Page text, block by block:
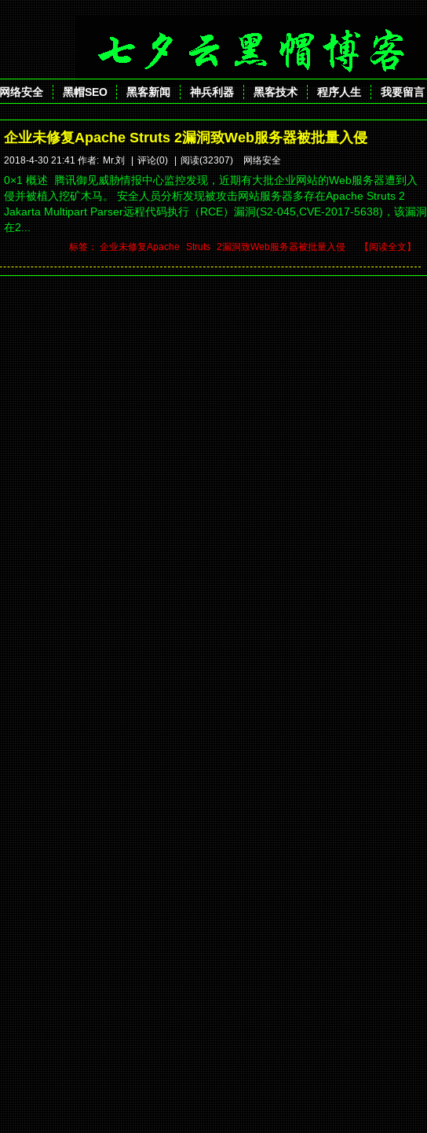
网络安全 黑帽SEO 黑客新闻 神兵利器 黑客技术 程序人生 我要留言
企业未修复Apache Struts 2漏洞致Web服务器被批量入侵
2018-4-30 21:41 作者: Mr.刘 | 评论(0) | 阅读(32307) 网络安全
0×1 概述 腾讯御见威胁情报中心监控发现，近期有大批企业网站的Web服务器遭到入
侵并被植入挖矿木马。 安全人员分析发现被攻击网站服务器多存在Apache Struts 2
Jakarta Multipart Parser远程代码执行（RCE）漏洞(S2-045,CVE-2017-5638)，该漏洞
在2...
标签：企业未修复Apache Struts 2漏洞致Web服务器被批量入侵 【阅读全文】